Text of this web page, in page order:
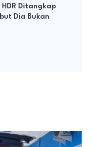
Ditangkap
Dia Bukan